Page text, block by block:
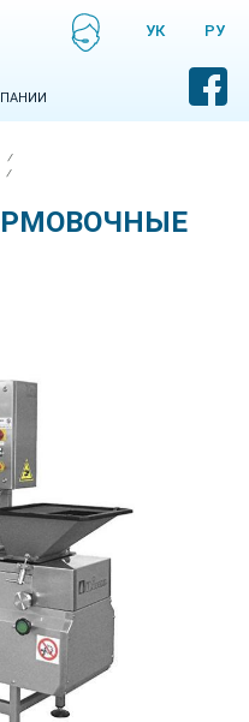
УКРАЇНСЬКА
⁄
⁄